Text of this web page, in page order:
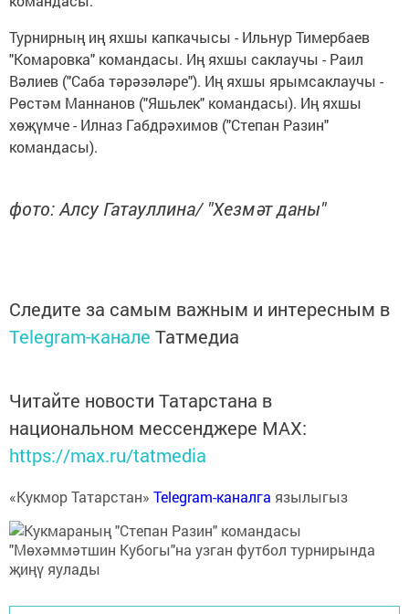
Турнирның иң яхшы капкачысы - Ильнур Тимербаев
"Комаровка" командасы. Иң яхшы саклаучы - Раил
Вәлиев ("Саба тәрәзәләре"). Иң яхшы ярымсаклаучы -
Рөстәм Маннанов ("Яшьлек" командасы). Иң яхшы
хөҗүмче - Илназ Габдрәхимов ("Степан Разин"
командасы).
фото: Алсу Гатауллина/ "Хезмәт даны"
Следите за самым важным и интересным в
Telegram-канале Татмедиа
Читайте новости Татарстана в
национальном мессенджере MАХ:
https://max.ru/tatmedia
«Кукмор Татарстан» Telegram-каналга язылыгыз